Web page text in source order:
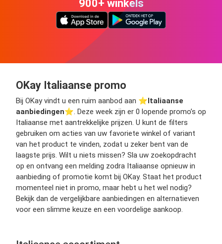
900+ winkels
OKay Italiaanse promo
Bij OKay vindt u een ruim aanbod aan ⭐️Italiaanse
aanbiedingen⭐️. Deze week zijn er 0 lopende promo’s op
Italiaanse met aantrekkelijke prijzen. U kunt de filters
gebruiken om acties van uw favoriete winkel of variant
van het product te vinden, zodat u zeker bent van de
laagste prijs. Wilt u niets missen? Sla uw zoekopdracht
op en ontvang een melding zodra Italiaanse opnieuw in
aanbieding of promotie komt bij OKay. Staat het product
momenteel niet in promo, maar hebt u het wel nodig?
Bekijk dan de vergelijkbare aanbiedingen en alternatieven
voor een slimme keuze en een voordelige aankoop.